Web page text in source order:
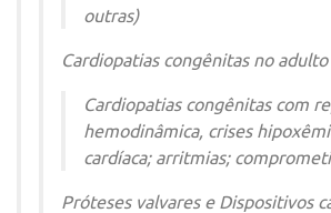
outras)
Cardiopatias congênitas no adulto
Cardiopatias congênitas com
hemodinâmica, crises
cardíaca; arritmias;
Próteses valvares e Dispositivos